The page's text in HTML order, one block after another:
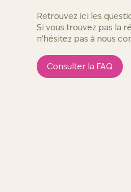
Retrouvez ici les
Si vous trouvez pas la
n'hésitez pas à nous
Consulter la FAQ